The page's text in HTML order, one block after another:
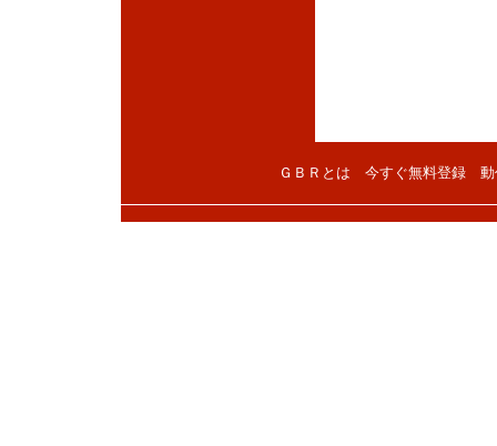
ＧＢＲとは 今すぐ無料登録